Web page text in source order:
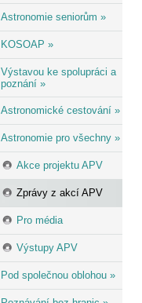
Astronomie seniorům »
KOSOAP »
Výstavou ke spolupráci a
poznání »
Astronomické cestování »
Astronomie pro všechny »
Akce projektu APV
Zprávy z akcí APV
Pro média
Výstupy APV
Pod společnou oblohou »